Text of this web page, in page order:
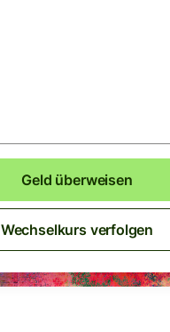
Geld überweisen
Wechselkurs verfolgen